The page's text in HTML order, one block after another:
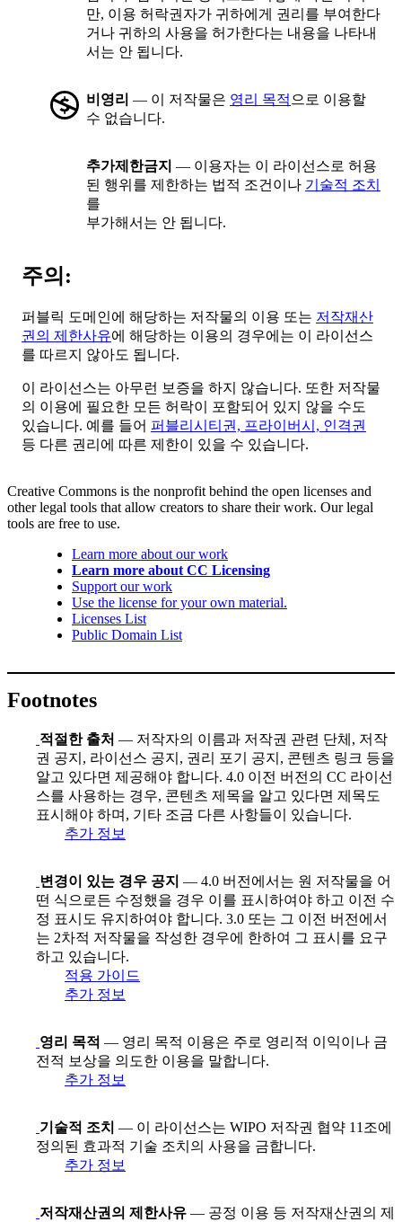
만, 이용 허락권자가 귀하에게 권리를 부여한다
거나 귀하의 사용을 허가한다는 내용을 나타내
서는 안 됩니다.
비영리 — 이 저작물은 영리 목적 으로 이용할
수 없습니다.
추가제한금지 — 이용자는 이 라이선스로 허용
된 행위를 제한하는 법적 조건이나 기술적 조치
를
부가해서는 안 됩니다.
주의:
퍼블릭 도메인에 해당하는 저작물의 이용 또는 저작재산
권의 제한사유에 해당하는 이용의 경우에는 이 라이선스
를 따르지 않아도 됩니다.
이 라이선스는 아무런 보증을 하지 않습니다. 또한 저작물
의 이용에 필요한 모든 허락이 포함되어 있지 않을 수도
있습니다. 예를 들어 퍼블리시티권, 프라이버시, 인격권
등 다른 권리에 따른 제한이 있을 수 있습니다.
Creative Commons is the nonprofit behind the open licenses and
other legal tools that allow creators to share their work. Our legal
tools are free to use.
Learn more about our work
Learn more about CC Licensing
Support our work
Use the license for your own material.
Licenses List
Public Domain List
Footnotes
적절한 출처 — 저작자의 이름과 저작권 관련 단체, 저작
권 공지, 라이선스 공지, 권리 포기 공지, 콘텐츠 링크 등을
알고 있다면 제공해야 합니다. 4.0 이전 버전의 CC 라이선
스를 사용하는 경우, 콘텐츠 제목을 알고 있다면 제목도
표시해야 하며, 기타 조금 다른 사항들이 있습니다.
추가 정보
변경이 있는 경우 공지 — 4.0 버전에서는 원 저작물을 어
떤 식으로든 수정했을 경우 이를 표시하여야 하고 이전 수
정 표시도 유지하여야 합니다. 3.0 또는 그 이전 버전에서
는 2차적 저작물을 작성한 경우에 한하여 그 표시를 요구
하고 있습니다.
적용 가이드
추가 정보
영리 목적 — 영리 목적 이용은 주로 영리적 이익이나 금
전적 보상을 의도한 이용을 말합니다.
추가 정보
기술적 조치 — 이 라이선스는 WIPO 저작권 협약 11조에
정의된 효과적 기술 조치의 사용을 금합니다.
추가 정보
저작재산권의 제한사유 — 공정 이용 등 저작재산권의 제